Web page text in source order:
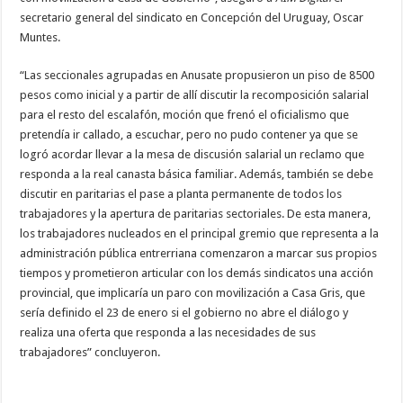
secretario general del sindicato en Concepción del Uruguay, Oscar
Muntes.
“Las seccionales agrupadas en Anusate propusieron un piso de 8500
pesos como inicial y a partir de allí discutir la recomposición salarial
para el resto del escalafón, moción que frenó el oficialismo que
pretendía ir callado, a escuchar, pero no pudo contener ya que se
logró acordar llevar a la mesa de discusión salarial un reclamo que
responda a la real canasta básica familiar. Además, también se debe
discutir en paritarias el pase a planta permanente de todos los
trabajadores y la apertura de paritarias sectoriales. De esta manera,
los trabajadores nucleados en el principal gremio que representa a la
administración pública entrerriana comenzaron a marcar sus propios
tiempos y prometieron articular con los demás sindicatos una acción
provincial, que implicaría un paro con movilización a Casa Gris, que
sería definido el 23 de enero si el gobierno no abre el diálogo y
realiza una oferta que responda a las necesidades de sus
trabajadores” concluyeron.